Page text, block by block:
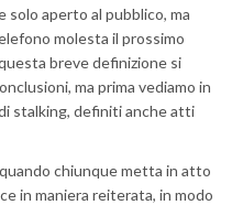
solo aperto al pubblico, ma
molesta il prossimo
breve definizione si
ma prima vediamo in
stalking, definiti anche atti
chiunque metta in atto
in maniera reiterata, in modo